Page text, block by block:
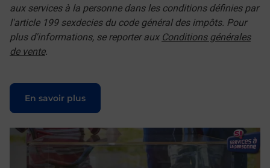
aux services à la personne dans les conditions définies par
l'article 199 sexdecies du code général des impôts. Pour
plus d'informations, se reporter aux Conditions générales
de vente.
En savoir plus
Le lien s'ouvre dans un nouvel onglet